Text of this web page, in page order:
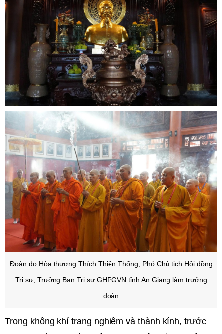
Đoàn do Hòa thượng Thích Thiện Thống, Phó Chủ tịch Hội đồng
Trị sự, Trưởng Ban Trị sự GHPGVN tỉnh An Giang làm trưởng
đoàn
Trong không khí trang nghiêm và thành kính, trước